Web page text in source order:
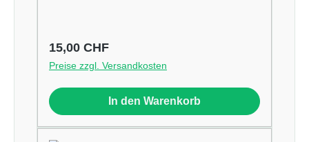
Regulärer Preis:
15,00 CHF
Preise zzgl. Versandkosten
In den Warenkorb